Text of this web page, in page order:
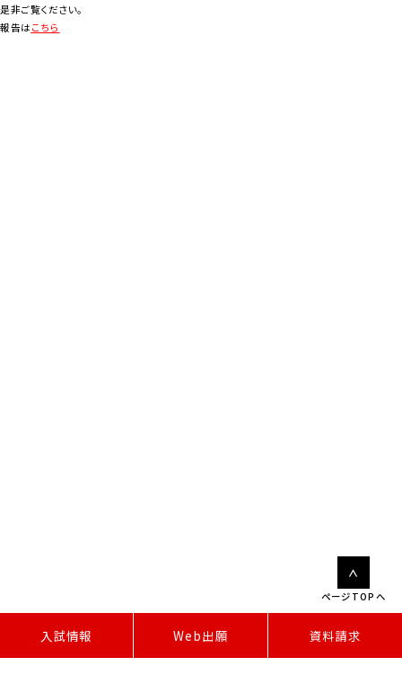
入試情報 Web出願 資料請求
是非ご覧ください。
報告はこちら
ページTOPへ